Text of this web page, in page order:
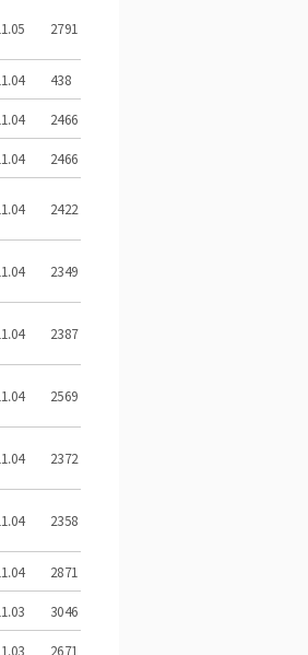
2791
438
2466
2466
2422
2349
2387
2569
2372
2358
2871
3046
2671